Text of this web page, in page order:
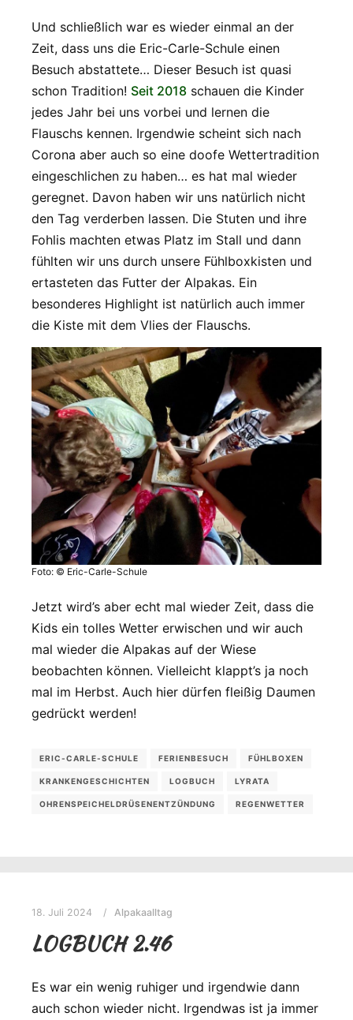
Und schließlich war es wieder einmal an der
Zeit, dass uns die Eric-Carle-Schule einen
Besuch abstattete… Dieser Besuch ist quasi
schon Tradition! Seit 2018 schauen die Kinder
jedes Jahr bei uns vorbei und lernen die
Flauschs kennen. Irgendwie scheint sich nach
Corona aber auch so eine doofe Wettertradition
eingeschlichen zu haben… es hat mal wieder
geregnet. Davon haben wir uns natürlich nicht
den Tag verderben lassen. Die Stuten und ihre
Fohlis machten etwas Platz im Stall und dann
fühlten wir uns durch unsere Fühlboxkisten und
ertasteten das Futter der Alpakas. Ein
besonderes Highlight ist natürlich auch immer
die Kiste mit dem Vlies der Flauschs.
Foto: © Eric-Carle-Schule
Jetzt wird’s aber echt mal wieder Zeit, dass die
Kids ein tolles Wetter erwischen und wir auch
mal wieder die Alpakas auf der Wiese
beobachten können. Vielleicht klappt’s ja noch
mal im Herbst. Auch hier dürfen fleißig Daumen
gedrückt werden!
ERIC-CARLE-SCHULE FERIENBESUCH FÜHLBOXEN
KRANKENGESCHICHTEN LOGBUCH LYRATA
OHRENSPEICHELDRÜSENENTZÜNDUNG REGENWETTER
18. Juli 2024 Alpakaalltag
LOGBUCH 2.46
Es war ein wenig ruhiger und irgendwie dann
auch schon wieder nicht. Irgendwas ist ja immer